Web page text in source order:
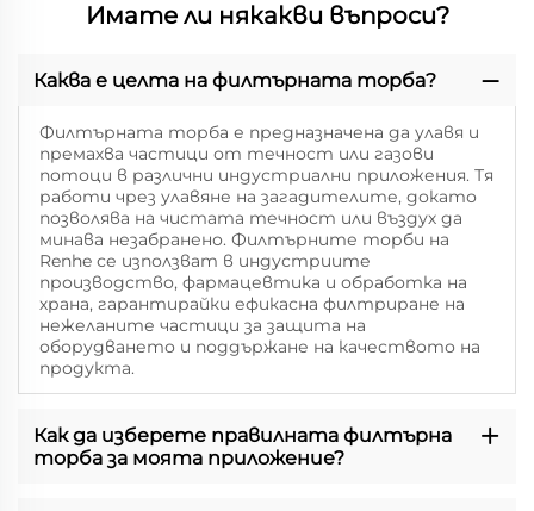
Имате ли някакви въпроси?
Каква е целта на филтърната торба?
Филтърната торба е предназначена да улавя и
премахва частици от течност или газови
потоци в различни индустриални приложения. Тя
работи чрез улавяне на загадителите, докато
позволява на чистата течност или въздух да
минава незабранено. Филтърните торби на
Renhe се използват в индустриите
производство, фармацевтика и обработка на
храна, гарантирайки ефикасна филтриране на
нежеланите частици за защита на
оборудването и поддържане на качеството на
продукта.
Как да изберете правилната филтърна
торба за моята приложение?